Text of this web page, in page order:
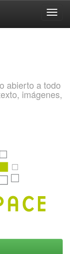
abierto a todo
imágenes,